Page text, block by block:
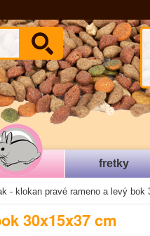
fretky
- klokan pravé rameno a levý bok
30x15x37 cm